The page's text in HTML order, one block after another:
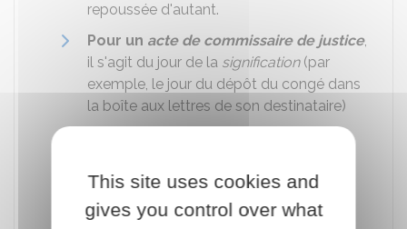
repoussée d'autant.
Pour un acte de commissaire de justice,
il s'agit du jour de la signification(par
exemple, le jour du dépôt du congé dans
la boîte aux lettres de son destinataire)
signé , il s'agit du jour où le congé est
remis en main propre à son destinataire,
contre émargement ou récépissé signé.
This site uses cookies and
gives you control over what